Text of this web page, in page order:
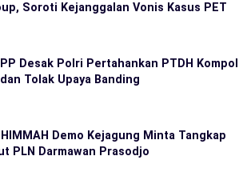
Soroti Kejanggalan Vonis Kasus PET
Desak Polri Pertahankan PTDH Kompol
dan Tolak Upaya Banding
HIMMAH Demo Kejagung Minta Tangkap
PLN Darmawan Prasodjo